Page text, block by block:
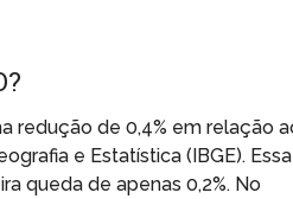
redução de 0,4% em relação
e Estatística (IBGE). Essa
queda de apenas 0,2%. No